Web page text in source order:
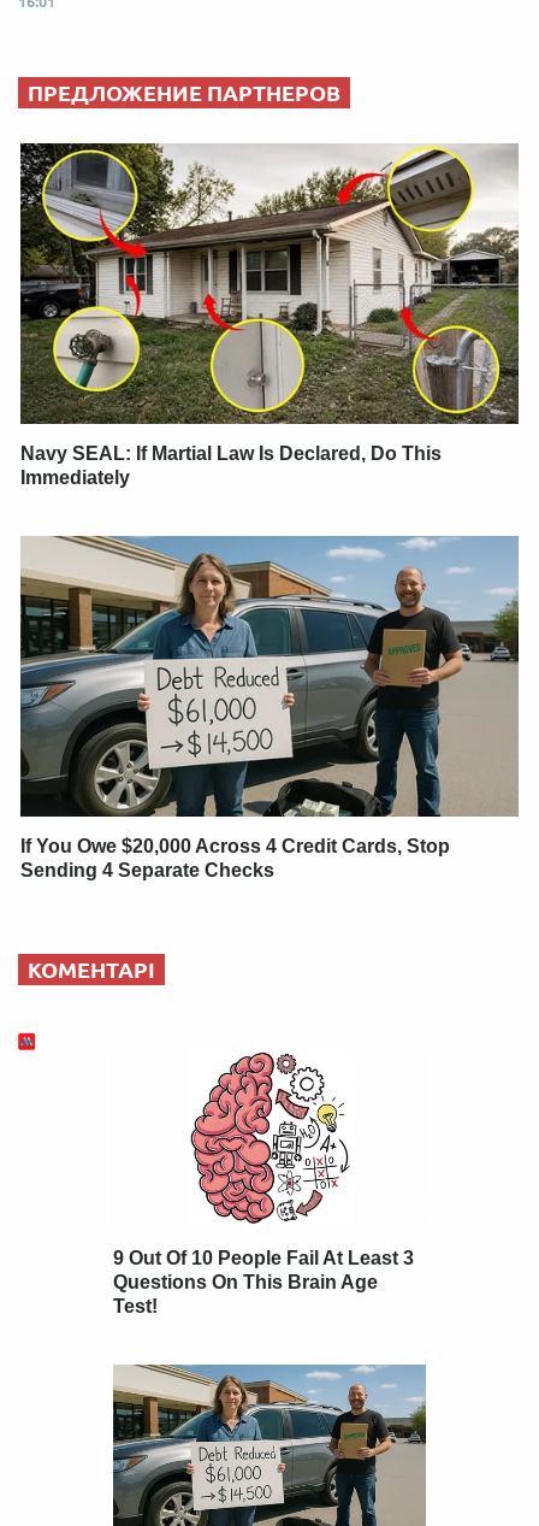
ПРЕДЛОЖЕНИЕ ПАРТНЕРОВ
Navy SEAL: If Martial Law Is Declared, Do This
Immediately
If You Owe $20,000 Across 4 Credit Cards, Stop
Sending 4 Separate Checks
КОМЕНТАРІ